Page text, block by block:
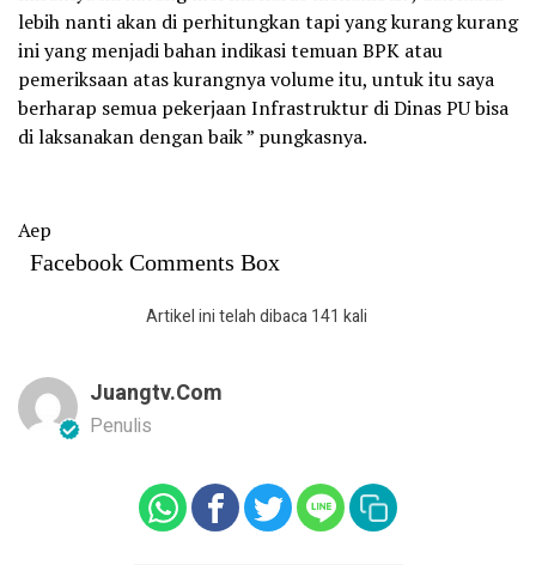
lebih nanti akan di perhitungkan tapi yang kurang kurang
ini yang menjadi bahan indikasi temuan BPK atau
pemeriksaan atas kurangnya volume itu, untuk itu saya
berharap semua pekerjaan Infrastruktur di Dinas PU bisa
di laksanakan dengan baik ” pungkasnya.
Aep
Facebook Comments Box
Artikel ini telah dibaca 141 kali
Juangtv.com
Penulis